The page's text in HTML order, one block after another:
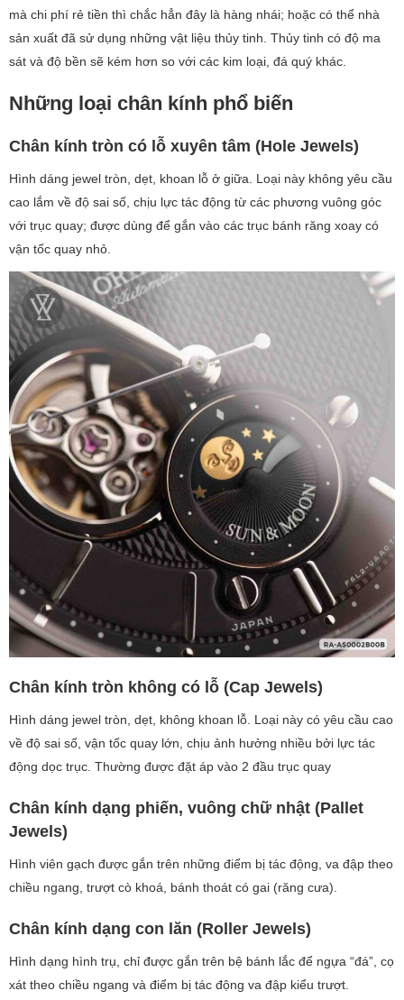
mà chi phí rẻ tiền thì chắc hẳn đây là hàng nhái; hoặc có thể nhà
sản xuất đã sử dụng những vật liệu thủy tinh. Thủy tinh có độ ma
sát và độ bền sẽ kém hơn so với các kim loại, đá quý khác.
Những loại chân kính phổ biến
Chân kính tròn có lỗ xuyên tâm (Hole Jewels)
Hình dáng jewel tròn, dẹt, khoan lỗ ở giữa. Loại này không yêu cầu
cao lắm về độ sai số, chịu lực tác động từ các phương vuông góc
với trục quay; được dùng để gắn vào các trục bánh răng xoay có
vận tốc quay nhỏ.
Chân kính tròn không có lỗ (Cap Jewels)
Hình dáng jewel tròn, dẹt, không khoan lỗ. Loại này có yêu cầu cao
về độ sai số, vận tốc quay lớn, chịu ảnh hưởng nhiều bởi lực tác
động dọc trục. Thường được đặt áp vào 2 đầu trục quay
Chân kính dạng phiến, vuông chữ nhật (Pallet
Jewels)
Hình viên gạch được gắn trên những điểm bị tác động, va đập theo
chiều ngang, trượt cò khoá, bánh thoát có gai (răng cưa).
Chân kính dạng con lăn (Roller Jewels)
Hình dạng hình trụ, chỉ được gắn trên bệ bánh lắc để ngựa “đá”, cọ
xát theo chiều ngang và điểm bị tác động va đập kiểu trượt.